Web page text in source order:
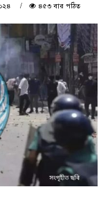
৪৫৩ বার পঠিত